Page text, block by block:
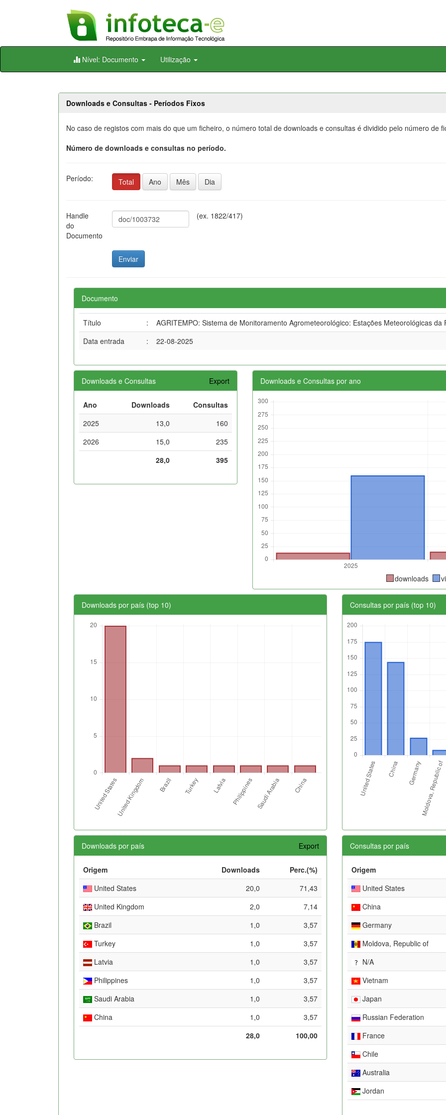
Skip
Nível: Documento Utilização
Downloads e Consultas - Períodos Fixos
No caso de registos com mais do que um ficheiro, o número total de downloads e consultas é dividido pelo número de
Número de downloads e consultas no período.
Período: Total Ano Mês Dia
Handle
do
Documento
(ex. 1822/417)
Documento
Título :
AGRITEMPO: Sistema de Monitoramento Agrometeorológico: Estações Meteorológicas da
Data entrada
: 22-08-2025
Downloads e Consultas Export
Ano Downloads
Consultas
2025
13,0
160
2026
15,0
235
28,0
395
Downloads e Consultas por ano
downloads
Downloads por país (top 10) Consultas por país (top 10)
Downloads por país Export
Origem Downloads
Perc.(%)
United States
20,0
71,43
United Kingdom
2,0
7,14
Brazil
1,0
3,57
Turkey
1,0
3,57
Latvia
1,0
3,57
Philippines
1,0
3,57
Saudi Arabia
1,0
3,57
China
1,0
3,57
28,0
100,00
Consultas por país
Origem
United States
China
Germany
Moldova, Republic of
N/A
Vietnam
Japan
Russian Federation
France
Chile
Australia
Jordan